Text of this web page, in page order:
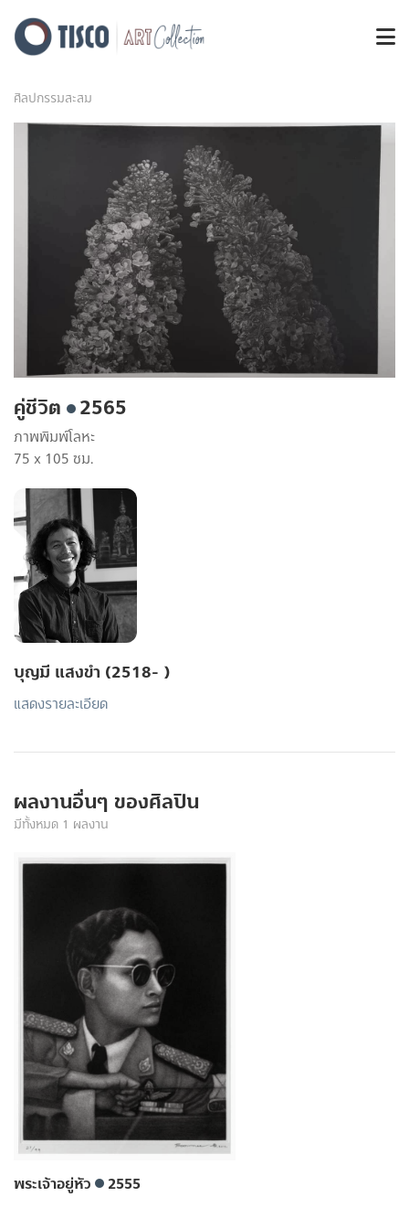
ศิลปกรรมสะสม
คู่ชีวิต 2565
ภาพพิมพ์โลหะ
75 x 105 ซม.
บุญมี แสงขำ (2518- )
แสดงรายละเอียด
ผลงานอื่นๆ ของศิลปิน
มีทั้งหมด 1 ผลงาน
พระเจ้าอยู่หัว 2555